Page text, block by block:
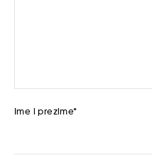
Ime i prezime*